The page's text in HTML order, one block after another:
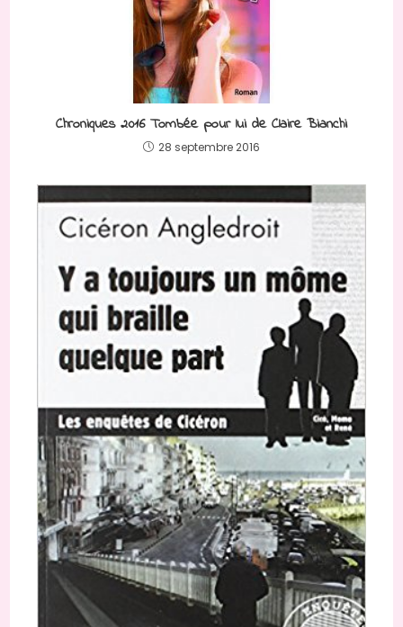
Chroniques 2016 Tombée pour lui de Claire Bianchi
28 septembre 2016